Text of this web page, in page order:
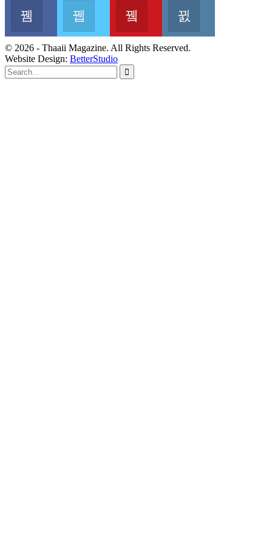
Facebook
Join us on Facebook
Twitter
Join us on Twitter
Youtube
Join us on Youtube
© 2026 - Thaaii Magazine. All Rights Reserved.
Website Design: BetterStudio